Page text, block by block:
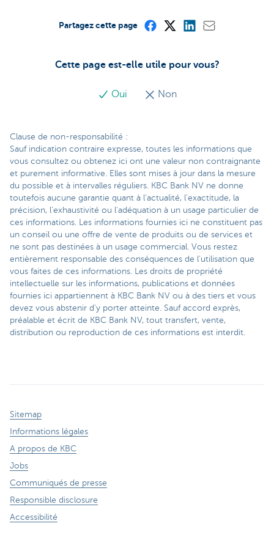
Cette page est-elle utile pour vous?
Oui Non
Partagez cette page
Clause de non-responsabilité :
Sauf indication contraire expresse, toutes les informations que
vous consultez ou obtenez ici ont une valeur non contraignante
et purement informative. Elles sont mises à jour dans la mesure
du possible et à intervalles réguliers. KBC Bank NV ne donne
toutefois aucune garantie quant à l'actualité, l'exactitude, la
précision, l'exhaustivité ou l'adéquation à un usage particulier de
ces informations. Les informations fournies ici ne constituent pas
un conseil ou une offre de vente de produits ou de services et
ne sont pas destinées à un usage commercial. Vous restez
entièrement responsable des conséquences de l'utilisation que
vous faites de ces informations. Les droits de propriété
intellectuelle sur les informations, publications et données
fournies ici appartiennent à KBC Bank NV ou à des tiers et vous
devez vous abstenir d'y porter atteinte. Sauf accord exprès,
préalable et écrit de KBC Bank NV, tout transfert, vente,
distribution ou reproduction de ces informations est interdit.
Sitemap
Informations légales
A propos de KBC
Jobs
Communiqués de presse
Responsible disclosure
Accessibilité